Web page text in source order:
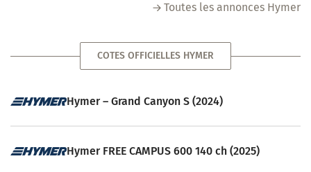
Toutes les annonces Hymer
COTES OFFICIELLES HYMER
Hymer – Grand Canyon S (2024)
Hymer FREE CAMPUS 600 140 ch (2025)